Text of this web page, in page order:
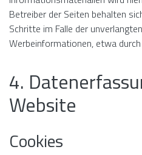
Betreiber der Seiten behalten
Schritte im Falle der
Werbeinformationen, etwa
4.
Website
Cookies